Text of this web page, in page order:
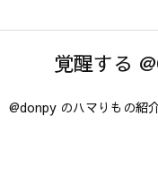
覚醒する
@donpy のハマりもの紹